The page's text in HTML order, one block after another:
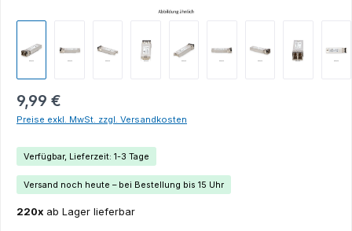
9,99 €
Preise exkl. MwSt. zzgl. Versandkosten
Verfügbar, Lieferzeit: 1-3 Tage
Versand noch heute – bei Bestellung bis 15 Uhr
220x ab Lager lieferbar